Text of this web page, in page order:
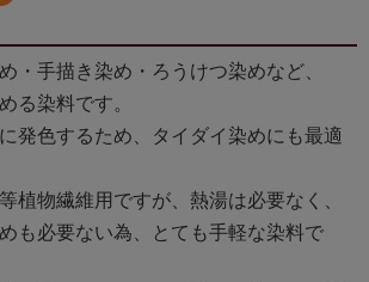
・手描き染め・ろうけつ染めなど、
る染料です。
発色するため、タイダイ染めにも最適
植物繊維用ですが、熱湯は必要なく、
も必要ない為、とても手軽な染料で